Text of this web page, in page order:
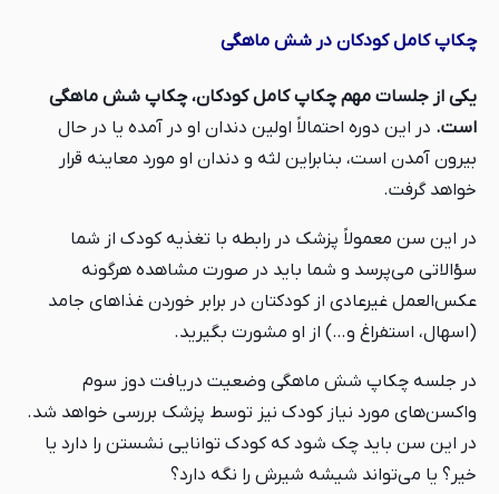
چکاپ کامل کودکان در شش ماهگی
یکی از جلسات مهم چکاپ کامل کودکان، چکاپ شش ماهگی
است. در این دوره احتمالاً اولین دندان او در آمده یا در حال
بیرون آمدن است، بنابراین لثه و دندان او مورد معاینه قرار
خواهد گرفت.
در این سن معمولاً پزشک در رابطه با تغذیه کودک از شما
سؤالاتی می‌پرسد و شما باید در صورت مشاهده هرگونه
عکس‌العمل غیرعادی از کودکتان در برابر خوردن غذاهای جامد
(اسهال، استفراغ و…) از او مشورت بگیرید.
در جلسه چکاپ شش ماهگی وضعیت دریافت دوز سوم
واکسن‌های مورد نیاز کودک نیز توسط پزشک بررسی خواهد شد.
در این سن باید چک شود که کودک توانایی نشستن را دارد یا
خیر؟ یا می‌تواند شیشه شیرش را نگه دارد؟